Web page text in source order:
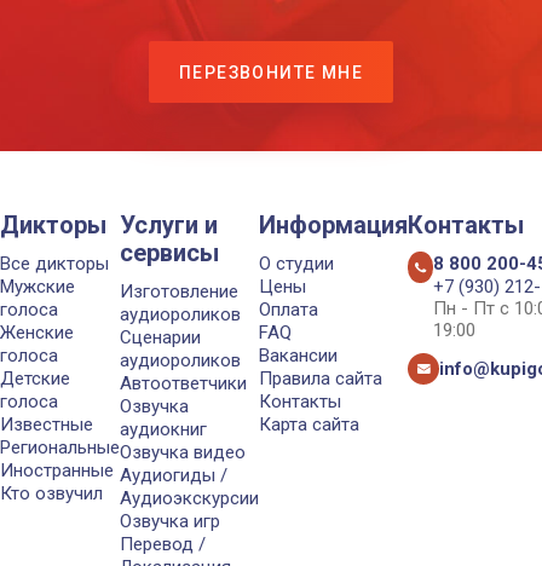
ПЕРЕЗВОНИТЕ МНЕ
Дикторы
Все дикторы
Мужские
голоса
Женские
голоса
Детские
голоса
Известные
Региональные
Иностранные
Кто озвучил
Услуги и
сервисы
Изготовление
аудиороликов
Сценарии
аудиороликов
Автоответчики
Озвучка
аудиокниг
Озвучка видео
Аудиогиды /
Аудиоэкскурсии
Озвучка игр
Перевод /
Информация
О студии
Цены
Оплата
FAQ
Вакансии
Правила сайта
Контакты
Карта сайта
Контакты
8 800 200-
+7 (930)
Пн - Пт с
19:00